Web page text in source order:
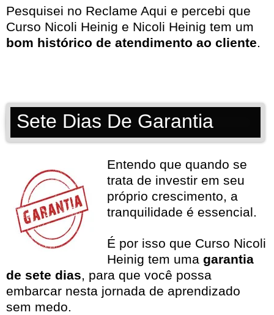
Pesquisei no Reclame Aqui e percebi que
Curso Nicoli Heinig e Nicoli Heinig tem um
bom histórico de atendimento ao cliente.
Sete Dias De Garantia
Entendo que quando se
trata de investir em seu
próprio crescimento, a
tranquilidade é essencial.
É por isso que Curso Nicoli
Heinig tem uma garantia
de sete dias, para que você possa
embarcar nesta jornada de aprendizado
sem medo.